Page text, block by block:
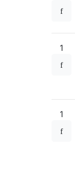
1
1